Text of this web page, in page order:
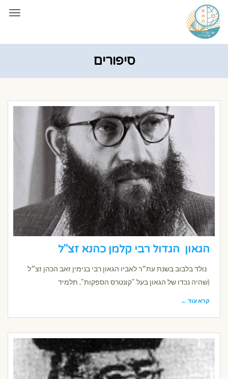
סיפורים
הגאון הגדול רבי קלמן כהנא זצ"ל
נולד בלבוב בשנת עת״ר לאביו הגאון רבי בנימין זאב הכהן זצ״ל
(שהיה נכדו של הגאון בעל "קונטרס הספקות", תלמיד
קרא עוד ←